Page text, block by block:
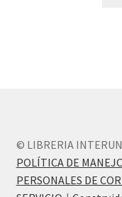
© LIBRERIA
POLÍTICA DE
PERSONALES DE